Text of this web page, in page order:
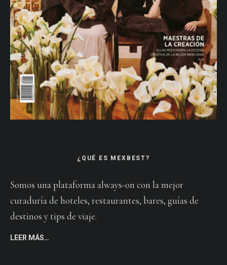
¿QUÉ ES MEXBEST?
Somos una plataforma always-on con la mejor
curaduría de hoteles, restaurantes, bares, guías de
destinos y tips de viaje.
LEER MÁS…